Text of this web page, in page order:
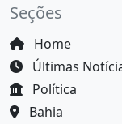
Seções
Home
Últimas
Política
Bahia